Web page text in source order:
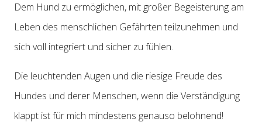
Dem Hund zu ermöglichen, mit großer Begeisterung am
Leben des menschlichen Gefährten teilzunehmen und
sich voll integriert und sicher zu fühlen.
Die leuchtenden Augen und die riesige Freude des
Hundes und derer Menschen, wenn die Verständigung
klappt ist für mich mindestens genauso belohnend!